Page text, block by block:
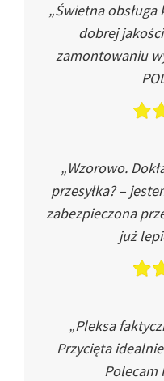
„Świetna
dobrej
zamontowaniu
„Wzorowo.
przesyłka? –
zabezpieczona
już
„Pleksa
Przycięta
Polecam